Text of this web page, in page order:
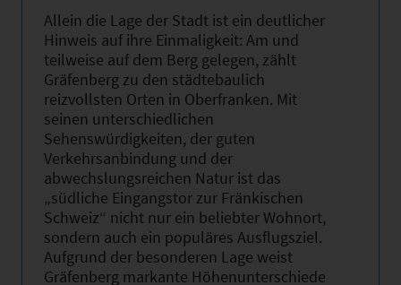
Allein die Lage der Stadt ist ein deutlicher
Hinweis auf ihre Einmaligkeit: Am und
teilweise auf dem Berg gelegen, zählt
Gräfenberg zu den städtebaulich
reizvollsten Orten in Oberfranken. Mit
seinen unterschiedlichen
Sehenswürdigkeiten, der guten
Verkehrsanbindung und der
abwechslungsreichen Natur ist das
„südliche Eingangstor zur Fränkischen
Schweiz“ nicht nur ein beliebter Wohnort,
sondern auch ein populäres Ausflugsziel.
Aufgrund der besonderen Lage weist
Gräfenberg markante Höhenunterschiede